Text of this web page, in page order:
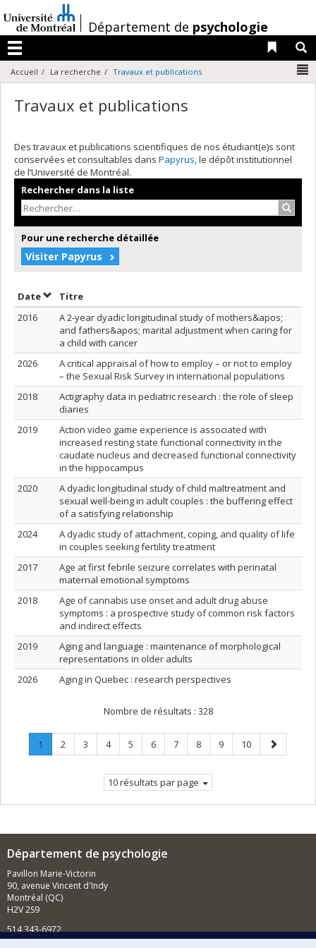
au
contenu
/Département de psychologie
Menu
Liens
Accueil La recherche Travaux et publications
Travaux et publications
Des travaux et publications scientifiques de nos étudiant(e)s sont
conservées et consultables dans Papyrus, le dépôt institutionnel
de l’Université de Montréal.
Rechercher dans la liste
Pour une recherche détaillée
Visiter Papyrus
DateTrier par date en ordre croissant
Titre
2016
A 2‐year dyadic longitudinal study of mothers&apos;
and fathers&apos; marital adjustment when caring for
a child with cancer
2026
A critical appraisal of how to employ – or not to employ
– the Sexual Risk Survey in international populations
2018
Actigraphy data in pediatric research : the role of sleep
diaries
2019
Action video game experience is associated with
increased resting state functional connectivity in the
caudate nucleus and decreased functional connectivity
in the hippocampus
2020
A dyadic longitudinal study of child maltreatment and
sexual well-being in adult couples : the buffering effect
of a satisfying relationship
2024
A dyadic study of attachment, coping, and quality of life
in couples seeking fertility treatment
2017
Age at first febrile seizure correlates with perinatal
maternal emotional symptoms
2018
Age of cannabis use onset and adult drug abuse
symptoms : a prospective study of common risk factors
and indirect effects
2019
Aging and language : maintenance of morphological
representations in older adults
2026
Aging in Quebec : research perspectives
Nombre de résultats : 328
Page
1
Page
Page
2 Page
3 Page
4 Page
5 Page
6 Page
7 Page
8 Page
9 Page
10
Page
suivante
10 résultats par page
Département de psychologie
Pavillon Marie-Victorin
90, avenue Vincent d'Indy
Montréal (QC)
H2V 2S9
514 343-6972